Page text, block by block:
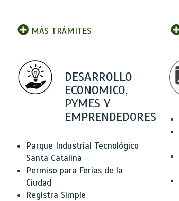
MÁS TRÁMITES
DESARROLLO
ECONOMICO,
PYMES Y
EMPRENDEDORES
Parque Industrial Tecnológico
Santa Catalina
Permiso para Ferias de la
Ciudad
Registra Simple